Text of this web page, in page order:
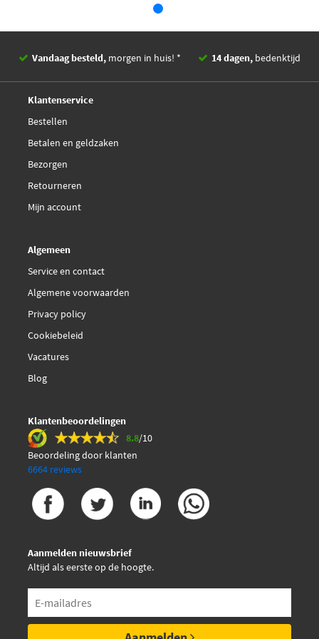
Meat Doria 88223E
NRF 48602
Nissens 98350
Sidat 83.953
Swag 33 10 2599
TMI EG00111
Valeo Compact 700422
Vandaag besteld, morgen in huis! * 14 dagen, bedenktijd
Klantenservice
Bestellen
Betalen en geldzaken
Bezorgen
Retourneren
Mijn account
Algemeen
Service en contact
Algemene voorwaarden
Privacy policy
Cookiebeleid
Vacatures
Blog
Klantenbeoordelingen
8.8/10
Beoordeling door klanten
6664 reviews
Aanmelden nieuwsbrief
Altijd als eerste op de hoogte.